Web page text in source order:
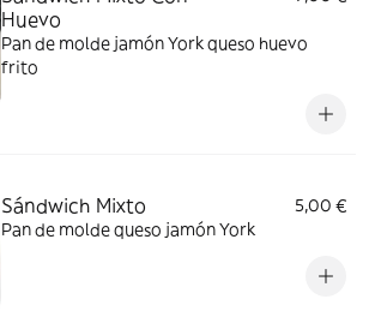
Huevo
Pan de molde jamón York queso huevo
frito
Sándwich Mixto
5,00 €
Pan de molde queso jamón York